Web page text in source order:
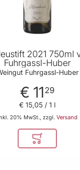
2021 750ml
Fuhrgassl-Huber
Fuhrgassl-Huber
€ 11 29
20% MwSt., zzgl. Versand
€ 15,05 / 1 l
In den